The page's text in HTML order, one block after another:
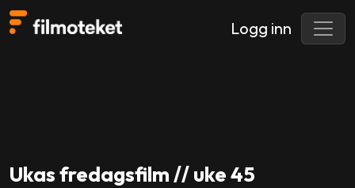
Logg inn
Ukas fredagsfilm // uke 45